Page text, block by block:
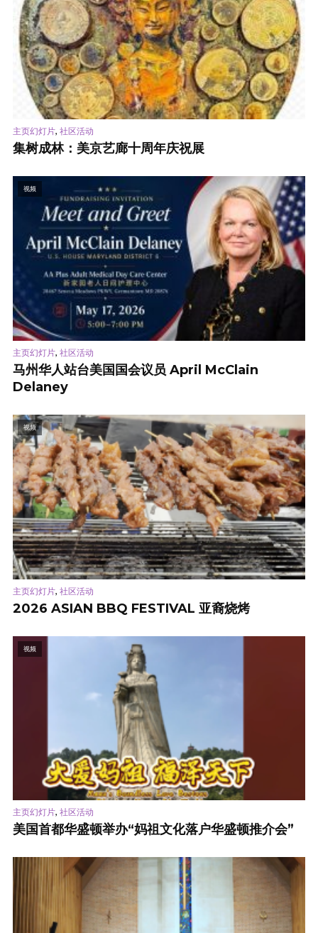
主页幻灯片, 社区活动
集树成林：美京艺廊十周年庆祝展
视频
主页幻灯片, 社区活动
马州华人站台美国国会议员 April McClain
Delaney
视频
主页幻灯片, 社区活动
2026 ASIAN BBQ FESTIVAL 亚裔烧烤
视频
主页幻灯片, 社区活动
美国首都华盛顿举办“妈祖文化落户华盛顿推介会”